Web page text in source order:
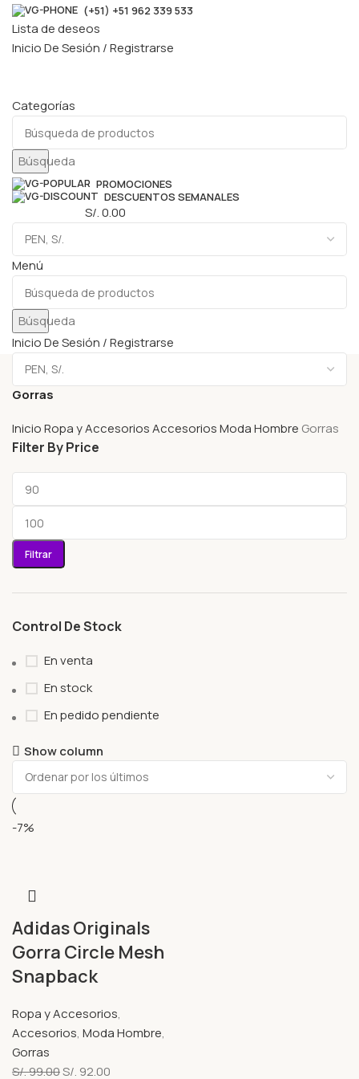
(+51) +51 962 339 533
Lista de deseos
Inicio De Sesión / Registrarse
Categorías
Búsqueda
PROMOCIONES
DESCUENTOS SEMANALES
S/.0.00
Menú
Búsqueda
Inicio De Sesión / Registrarse
Gorras
InicioRopa y AccesoriosAccesoriosModa Hombre Gorras
Filter By Price
Filtrar
Control De Stock
En venta
En stock
En pedido pendiente
Show column
-7%
Adidas Originals
Gorra Circle Mesh
Snapback
Ropa y Accesorios,
Accesorios, Moda Hombre,
Gorras
S/.99.00S/. 92.00